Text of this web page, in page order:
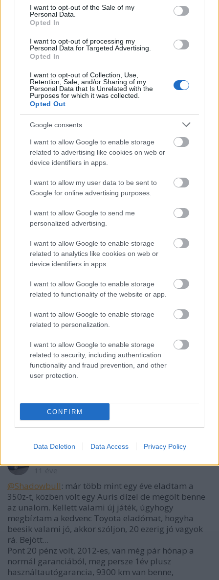
consent section.
I want to opt-out of the Sale of my
Personal Data.
Opted In
I want to opt-out of processing my
Personal Data for Targeted Advertising.
Opted In
I want to opt-out of Collection, Use,
Retention, Sale, and/or Sharing of my
Personal Data that Is Unrelated with the
Purposes for which it was collected.
Opted Out
Google consents
I want to allow Google to enable storage
related to advertising like cookies on web or
device identifiers in apps.
I want to allow my user data to be sent to
Google for online advertising purposes.
I want to allow Google to send me
personalized advertising.
I want to allow Google to enable storage
related to analytics like cookies on web or
device identifiers in apps.
I want to allow Google to enable storage
related to functionality of the website or app.
I want to allow Google to enable storage
related to personalization.
I want to allow Google to enable storage
related to security, including authentication
functionality and fraud prevention, and other
user protection.
CONFIRM
Data Deletion Data Access Privacy Policy
11 éve
@Stump András
kezdeményezés. Átpörgetve azért van egy kettő
amelynél pont a lényeget nem ragadja meg.
sechskant (törölt)
11 éve
@Shadowbull: Hat, akkor mar kozel a nyugdij :)
m.welt.de/motor/article114884378/Die-alten-
Maenner-und-der-junge-Wagen.html
11 éve
jo cikk, de nem ertek vele egyet :) Persze meg nem
magam, de kifejezetten nem akarok kurva eros
Ádám István
@Kopi3.14: A lényeg, hogy 15 év múlva a mondeoból
virul elavultság ide vagy oda :).
sechskant (törölt)
@Shadowbull: Ugye nem probaut nelkul akarsz
autot venni?
@Shadowbull: már több mint egy éve eladtam a
350z-t, közben volt egy Auris dízel de megölt benne
az unalom. Kellett valami új játék, úgyhogy
megbíztam a kedvenc Toyota eladómat, hogyha
beesik valami jó, akkor szóljon, 20 ezerig jó vagyok
rá. Bejött...
Pont 20 pénz volt, 2012-es, van még pár hónap a
normál garanciából, meg persze 1év plusz
használtautógarancia, 9300 km van benne,